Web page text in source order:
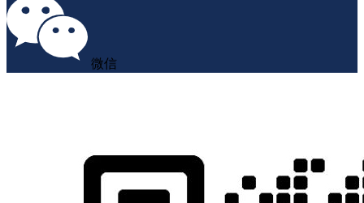
微信